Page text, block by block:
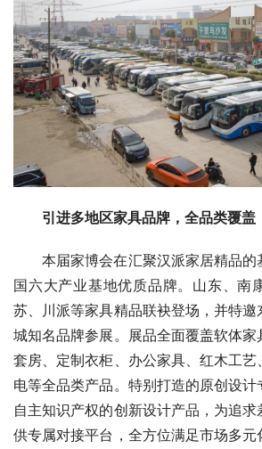
引进多地区家具品牌，全品类覆盖
本届家博会在汇聚汉派家居精品
国六大产业基地优质品牌。山东、南
苏、川派等家具精品联袂登场，并特邀
城知名品牌参展。展品全面覆盖软体
套房、定制衣柜、办公家具、红木工
电等全品类产品。特别打造的原创设
自主知识产权的创新设计产品，为追
供专属对接平台，全方位满足市场多